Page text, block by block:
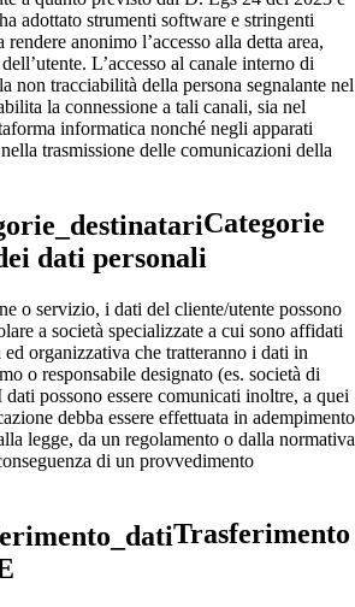
adottato strumenti software e stringenti
anonimo l’accesso alla detta area,
L’accesso al canale interno di
non tracciabilità della persona segnalante nel
la connessione a tali canali, sia nel
informatica nonché negli apparati
trasmissione delle comunicazioni della
Categorie
dati personali
o servizio, i dati del cliente/utente possono
a società specializzate a cui sono affidati
organizzativa che tratteranno i dati in
o responsabile designato (es. società di
possono essere comunicati inoltre, a quei
debba essere effettuata in adempimento
legge, da un regolamento o dalla normativa
di un provvedimento
Trasferimento